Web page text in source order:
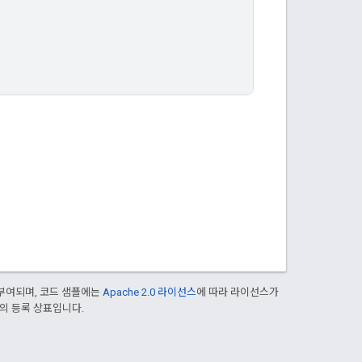
여되며, 코드 샘플에는 Apache 2.0 라이선스에 따라 라이선스가
등록 상표입니다.